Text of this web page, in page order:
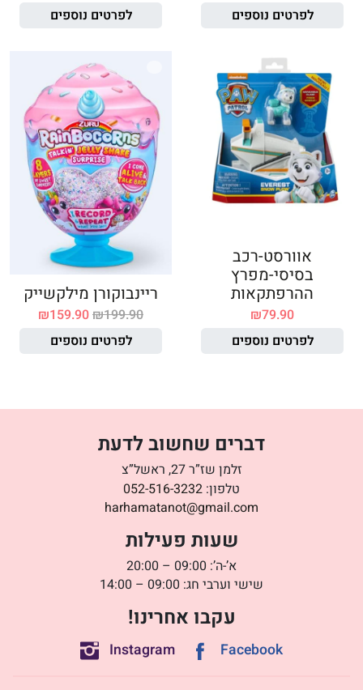
לפרטים נוספים
לפרטים נוספים
אוורסט-רכב
בסיסי-מפרץ
ההרפתקאות
₪79.90
לפרטים נוספים
ריינבוקורן מילקשייק
₪199.90
₪159.90
לפרטים נוספים
דברים שחשוב לדעת
זלמן שז”ר 27, ראשל”צ
טלפון: 052-516-3232
harhamatanot@gmail.com
שעות פעילות
א’-ה’: 09:00 – 20:00
שישי וערבי חג: 09:00 – 14:00
עקבו אחרינו!
Facebook
Instagram